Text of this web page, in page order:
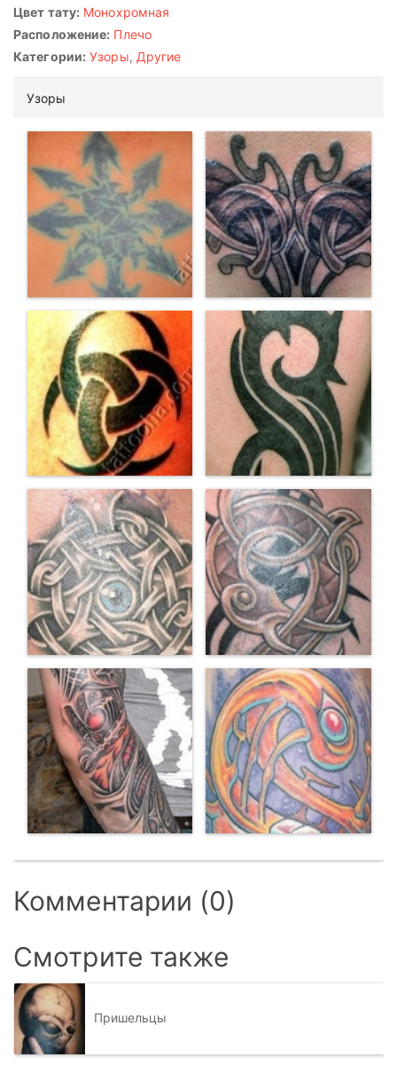
Цвет тату: Монохромная
Расположение: Плечо
Категории: Узоры, Другие
Узоры
Комментарии (0)
Смотрите также
Пришельцы